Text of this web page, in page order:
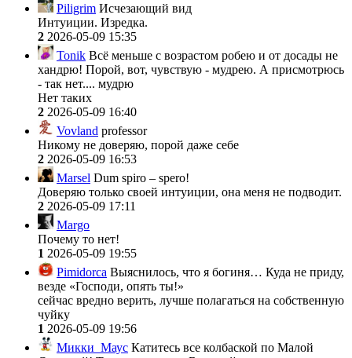
Piligrim Исчезающий вид
Интуиции. Изредка.
2 2026-05-09 15:35
Tonik Всё меньше с возрастом робею и от досады не
хандрю! Порой, вот, чувствую - мудрею. А присмотрюсь
- так нет.... мудрю
Нет таких
2 2026-05-09 16:40
Vovland professor
Никому не доверяю, порой даже себе
2 2026-05-09 16:53
Marsel Dum spiro – spero!
Доверяю только своей интуиции, она меня не подводит.
2 2026-05-09 17:11
Margo
Почему то нет!
1 2026-05-09 19:55
Pimidorca Выяснилось, что я богиня… Куда не приду,
везде «Господи, опять ты!»
сейчас вредно верить, лучше полагаться на собственную
чуйку
1 2026-05-09 19:56
Микки_Маус Катитесь все колбаской по Малой